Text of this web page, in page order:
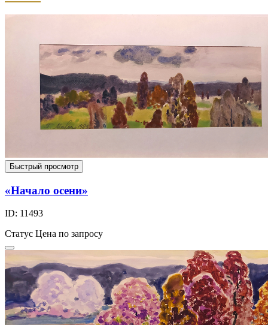
Быстрый просмотр
«Начало осени»
ID: 11493
Статус Цена по запросу